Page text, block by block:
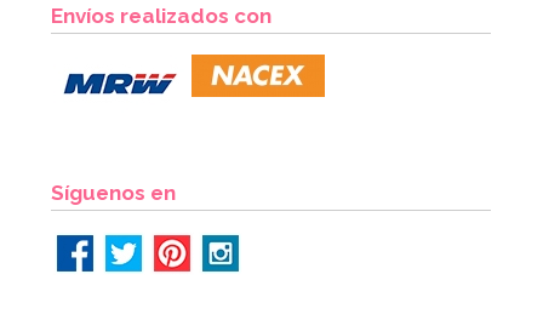
Envíos realizados con
Síguenos en